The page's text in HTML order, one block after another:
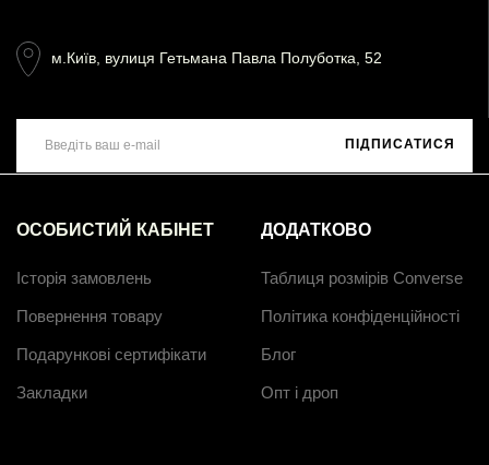
м.Київ, вулиця Гетьмана Павла Полуботка, 52
ПІДПИСАТИСЯ
ОСОБИСТИЙ КАБІНЕТ
Історія замовлень
Повернення товару
Подарункові сертифікати
Закладки
ДОДАТКОВО
Таблиця розмірів Converse
Політика конфіденційності
Блог
Опт і дроп